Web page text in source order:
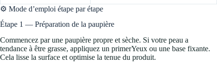
⚙️ Mode d’emploi étape par étape
Étape 1 — Préparation de la paupière
Commencez par une paupière propre et sèche. Si votre peau a
tendance à être grasse, appliquez un primerYeux ou une base fixante.
Cela lisse la surface et optimise la tenue du produit.